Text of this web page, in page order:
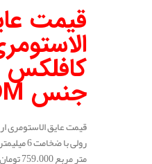
قیمت
کافلکس
جنس
متر